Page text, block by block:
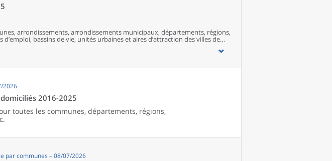
arrondissements, arrondissements municipaux, départements, régions,
bassins de vie, unités urbaines et aires d’attraction des villes de
2026
2016-2025
toutes les communes, départements, régions,
par communes – 08/07/2026